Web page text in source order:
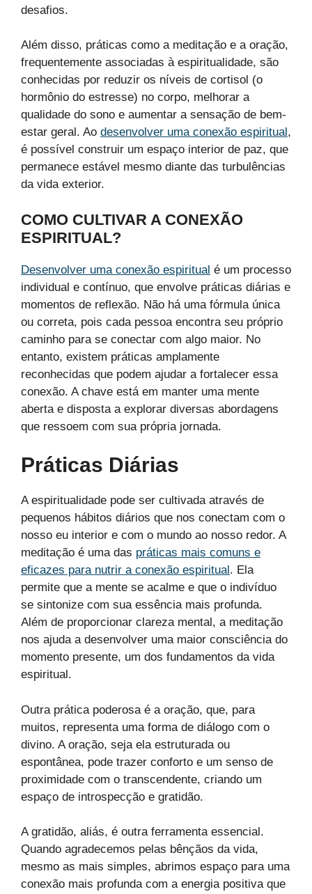
desafios.
Além disso, práticas como a meditação e a oração,
frequentemente associadas à espiritualidade, são
conhecidas por reduzir os níveis de cortisol (o
hormônio do estresse) no corpo, melhorar a
qualidade do sono e aumentar a sensação de bem-
estar geral. Ao desenvolver uma conexão espiritual,
é possível construir um espaço interior de paz, que
permanece estável mesmo diante das turbulências
da vida exterior.
COMO CULTIVAR A CONEXÃO
ESPIRITUAL?
Desenvolver uma conexão espiritual é um processo
individual e contínuo, que envolve práticas diárias e
momentos de reflexão. Não há uma fórmula única
ou correta, pois cada pessoa encontra seu próprio
caminho para se conectar com algo maior. No
entanto, existem práticas amplamente
reconhecidas que podem ajudar a fortalecer essa
conexão. A chave está em manter uma mente
aberta e disposta a explorar diversas abordagens
que ressoem com sua própria jornada.
Práticas Diárias
A espiritualidade pode ser cultivada através de
pequenos hábitos diários que nos conectam com o
nosso eu interior e com o mundo ao nosso redor. A
meditação é uma das práticas mais comuns e
eficazes para nutrir a conexão espiritual. Ela
permite que a mente se acalme e que o indivíduo
se sintonize com sua essência mais profunda.
Além de proporcionar clareza mental, a meditação
nos ajuda a desenvolver uma maior consciência do
momento presente, um dos fundamentos da vida
espiritual.
Outra prática poderosa é a oração, que, para
muitos, representa uma forma de diálogo com o
divino. A oração, seja ela estruturada ou
espontânea, pode trazer conforto e um senso de
proximidade com o transcendente, criando um
espaço de introspecção e gratidão.
A gratidão, aliás, é outra ferramenta essencial.
Quando agradecemos pelas bênçãos da vida,
mesmo as mais simples, abrimos espaço para uma
conexão mais profunda com a energia positiva que